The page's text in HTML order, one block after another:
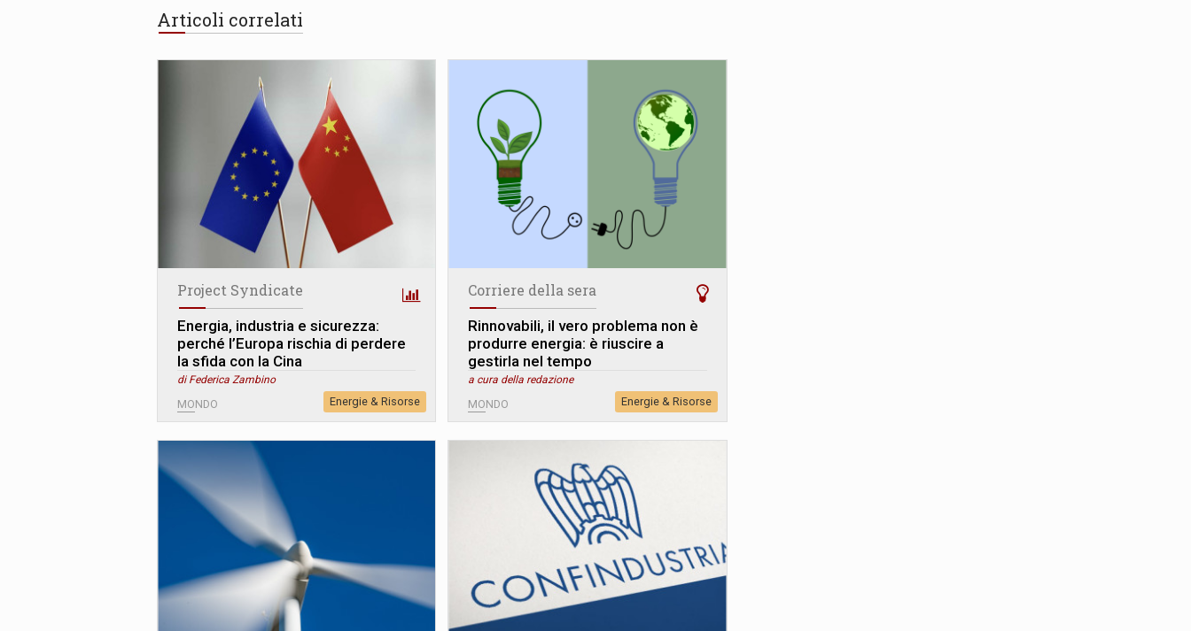
Articoli correlati
Project Syndicate
Energia, industria e sicurezza:
perché l’Europa rischia di perdere
la sfida con la Cina
di Federica Zambino
MONDO Energie & Risorse
Corriere della sera
Rinnovabili, il vero problema non è
produrre energia: è riuscire a
gestirla nel tempo
a cura della redazione
MONDO Energie & Risorse